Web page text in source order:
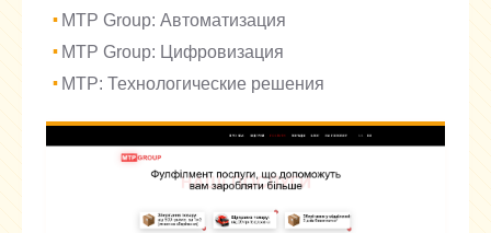
MTP Group: Автоматизация
MTP Group: Цифровизация
MTP: Технологические решения